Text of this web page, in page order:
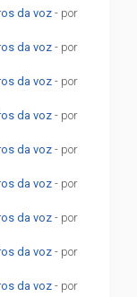
da voz - por
da voz - por
da voz - por
da voz - por
da voz - por
da voz - por
da voz - por
da voz - por
da voz - por